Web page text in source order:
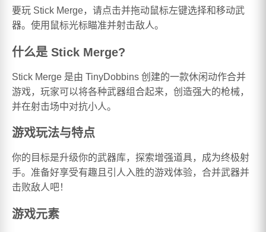
要玩 Stick Merge，请点击并拖动鼠标左键选择和移动武
器。使用鼠标光标瞄准并射击敌人。
什么是 Stick Merge?
Stick Merge 是由 TinyDobbins 创建的一款休闲动作合并
游戏，玩家可以将各种武器组合起来，创造强大的枪械，
并在射击场中对抗小人。
游戏玩法与特点
你的目标是升级你的武器库，探索增强道具，成为终极射
手。准备好享受有趣且引人入胜的游戏体验，合并武器并
击败敌人吧！
游戏元素